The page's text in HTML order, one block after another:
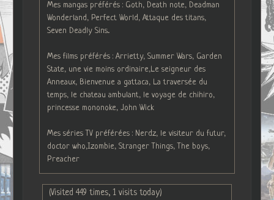
Mes mangas préférés : Goth, Death note, Deadman
Wonderland, Perfect World, Attaque des titans,
Seven Deadly Sins...
Mes films préférés : Arrietty, Summer Wars, Garden
State, une vie moins ordinaire,Le seigneur des
Anneaux, Bienvenue a gattaca, La traversée du
temps, le chateau ambulant, le voyage de chihiro,
princesse mononoke, John Wick
Mes séries TV préférées : Nerdz, le visiteur du futur,
doctor who,Izombie, Stranger Things, The boys,
Preacher
(Visited 449 times, 1 visits today)